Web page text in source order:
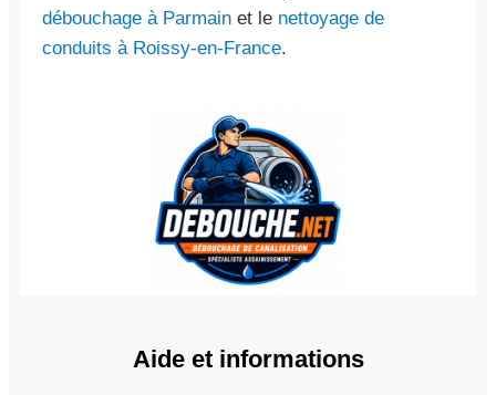
débouchage à Parmain et le nettoyage de
conduits à Roissy-en-France.
Aide et informations